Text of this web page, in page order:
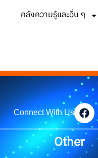
คลังความรู้และอื่น ๆ
Connect With Us
Other